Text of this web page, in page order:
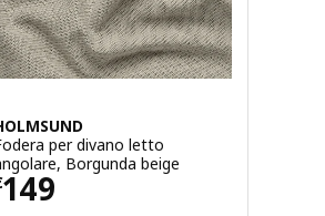
per divano letto
Borgunda beige
149 € 149